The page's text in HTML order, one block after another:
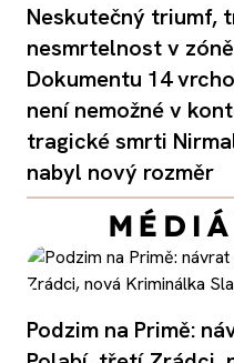
Neskutečný triumf,
nesmrtelnost v
Dokumentu 14
není nemožné v
tragické smrti
nabyl nový rozměr
Podzim na Primě: